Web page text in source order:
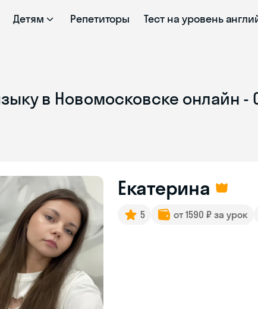
Детям Репетиторы Тест на уровень
в Новомосковске онлайн
Екатерина
5 от 1590 ₽ за урок